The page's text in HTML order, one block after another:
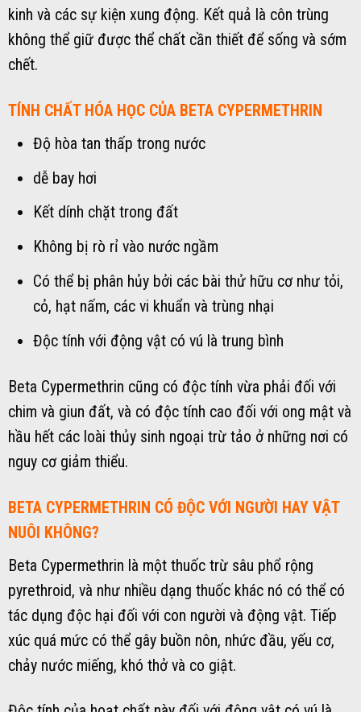
kinh và các sự kiện xung động. Kết quả là côn trùng
không thể giữ được thể chất cần thiết để sống và sớm
chết.
TÍNH CHẤT HÓA HỌC CỦA BETA CYPERMETHRIN
Độ hòa tan thấp trong nước
dễ bay hơi
Kết dính chặt trong đất
Không bị rò rỉ vào nước ngầm
Có thể bị phân hủy bởi các bài thử hữu cơ như tỏi,
cỏ, hạt nấm, các vi khuẩn và trùng nhại
Độc tính với động vật có vú là trung bình
Beta Cypermethrin cũng có độc tính vừa phải đối với
chim và giun đất, và có độc tính cao đối với ong mật và
hầu hết các loài thủy sinh ngoại trừ tảo ở những nơi có
nguy cơ giảm thiểu.
BETA CYPERMETHRIN CÓ ĐỘC VỚI NGƯỜI HAY VẬT
NUÔI KHÔNG?
Beta Cypermethrin là một thuốc trừ sâu phổ rộng
pyrethroid, và như nhiều dạng thuốc khác nó có thể có
tác dụng độc hại đối với con người và động vật. Tiếp
xúc quá mức có thể gây buồn nôn, nhức đầu, yếu cơ,
chảy nước miếng, khó thở và co giật.